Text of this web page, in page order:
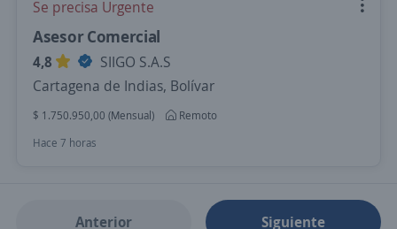
Se precisa Urgente
Asesor Comercial
4,8
SIIGO S.A.S
Cartagena de Indias, Bolívar
$ 1.750.950,00 (Mensual)
Remoto
Hace 7 horas
Anterior Siguiente